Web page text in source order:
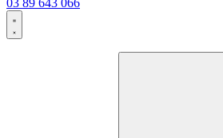
03 89 643 066